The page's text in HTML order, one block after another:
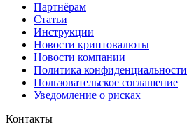
Партнёрам
Статьи
Инструкции
Новости криптовалюты
Новости компании
Политика конфиденциальности
Пользовательское соглашение
Уведомление о рисках
Контакты